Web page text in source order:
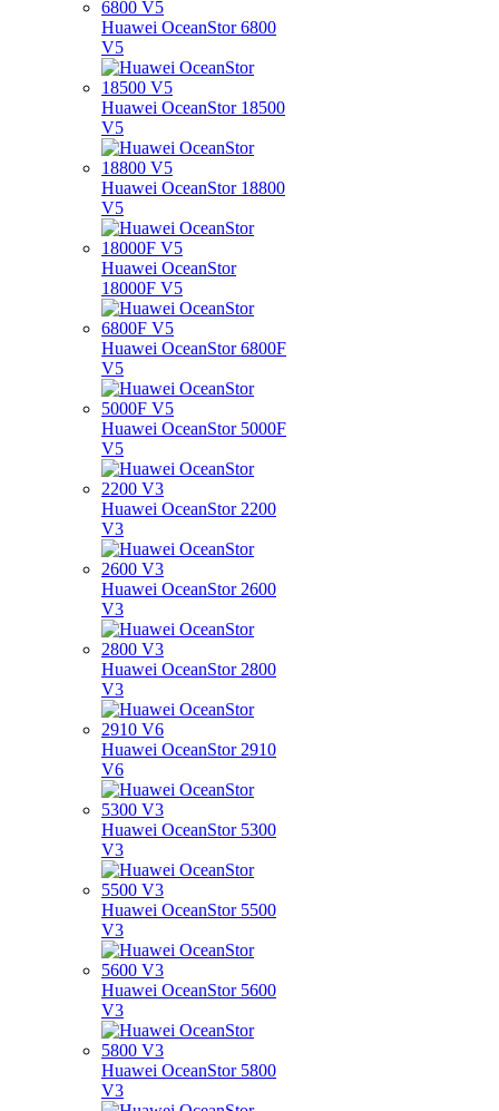
Huawei OceanStor 6800
V5
Huawei OceanStor 18500
V5
Huawei OceanStor 18800
V5
Huawei OceanStor
18000F V5
Huawei OceanStor 6800F
V5
Huawei OceanStor 5000F
V5
Huawei OceanStor 2200
V3
Huawei OceanStor 2600
V3
Huawei OceanStor 2800
V3
Huawei OceanStor 2910
V6
Huawei OceanStor 5300
V3
Huawei OceanStor 5500
V3
Huawei OceanStor 5600
V3
Huawei OceanStor 5800
V3